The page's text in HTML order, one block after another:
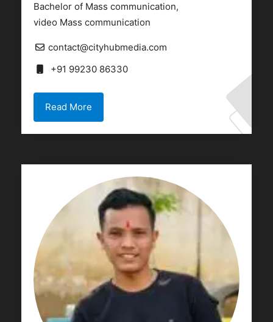
Bachelor of Mass communication,
video Mass communication
contact@cityhubmedia.com
+91 99230 86330
Read More